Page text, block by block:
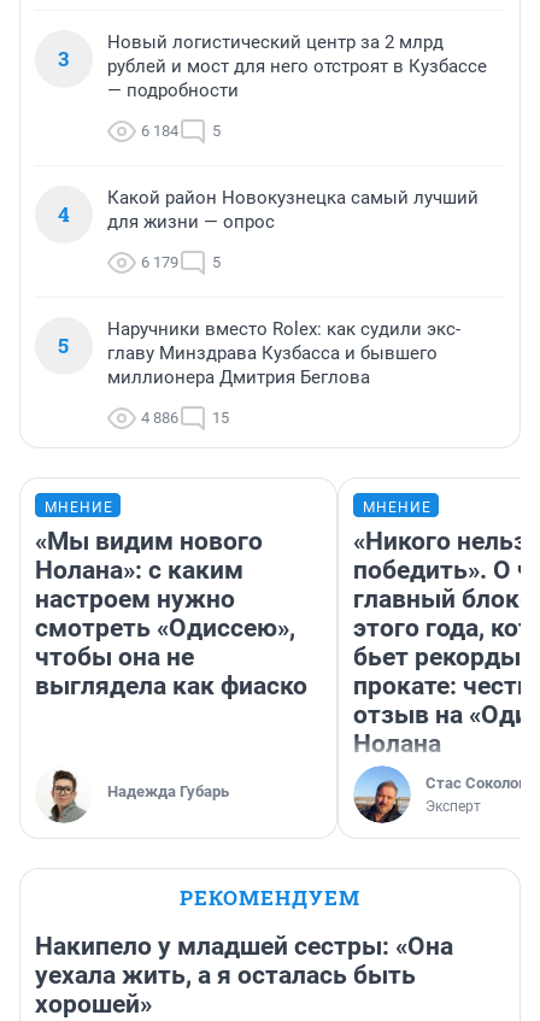
3
Новый логистический центр за 2 млрд
рублей и мост для него отстроят в Кузбассе
— подробности
6 184 5
4
Какой район Новокузнецка самый лучший
для жизни — опрос
6 179 5
5
Наручники вместо Rolex: как судили экс-
главу Минздрава Кузбасса и бывшего
миллионера Дмитрия Беглова
4 886 15
МНЕНИЕ
«Мы видим нового
Нолана»: с каким
настроем нужно
смотреть «Одиссею»,
чтобы она не
выглядела как фиаско
Надежда Губарь
МНЕНИЕ
«Никого нельзя
победить». О
главный
этого года,
бьет рекорды в
прокате:
отзыв на
Нолана
Стас Соколов
Эксперт
РЕКОМЕНДУЕМ
Накипело у младшей сестры: «Она
уехала жить, а я осталась быть
хорошей»